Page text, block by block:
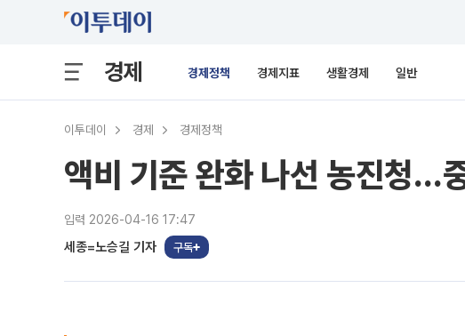
경제 경제정책 경제지표 생활경제 일반
이투데이 경제 경제정책
액비 기준 완화 나선 농진청…
입력 2026-04-16 17:47
세종=노승길 기자 구독